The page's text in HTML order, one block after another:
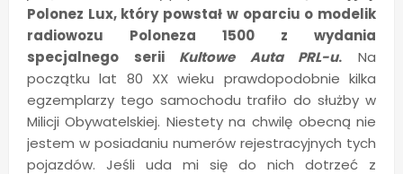
Polonez Lux, który powstał w oparciu o modelik
radiowozu Poloneza 1500 z wydania
specjalnego seriiKultowe Auta PRL-u. Na
początku lat 80 XX wieku prawdopodobnie kilka
egzemplarzy tego samochodu trafiło do służby w
Milicji Obywatelskiej. Niestety na chwilę obecną nie
jestem w posiadaniu numerów rejestracyjnych tych
pojazdów. Jeśli uda mi się do nich dotrzeć z